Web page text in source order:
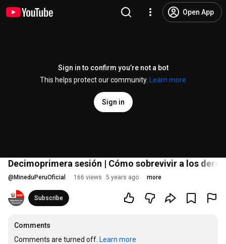
Open App
Sign in to confirm you’re not a bot
This helps protect our community.
Learn more
Sign in
Decimoprimera sesión | Cómo sobrevivir a los
@ MineduPeruOficial 166 views 5 years ago more
Subscribe
Comments
Comments are turned off. Learn more